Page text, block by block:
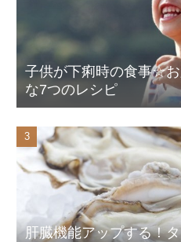
子供が下痢時の食事☆
な7つのレシピ
肝臓機能アップする！